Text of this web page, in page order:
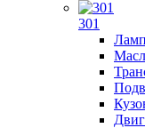
301